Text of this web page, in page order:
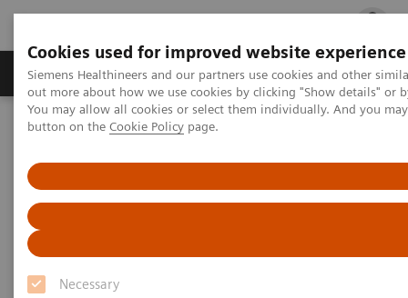
Cookies used for improved website experience
Siemens Healthineers and our partners use cookies and other
out more about how we use cookies by clicking "Show details" or
You may allow all cookies or select them individually. And you
button on the Cookie Policy page.
Necessary
Produits & services Spécialités cliniques
Accueil
Actualités
puissant IRM corps entier au monde
Un partenariat franco-
allemand ambitieux